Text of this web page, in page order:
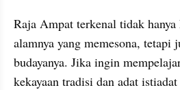
Raja Ampat terkenal tidak hanya
alamnya yang memesona, tetapi
budayanya. Jika ingin
kekayaan tradisi dan adat